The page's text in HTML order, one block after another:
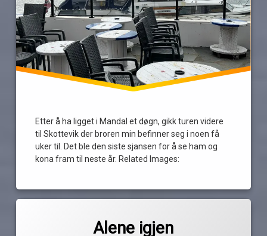
Etter å ha ligget i Mandal et døgn, gikk turen videre
til Skottevik der broren min befinner seg i noen få
uker til. Det ble den siste sjansen for å se ham og
kona fram til neste år. Related Images:
Alene igjen